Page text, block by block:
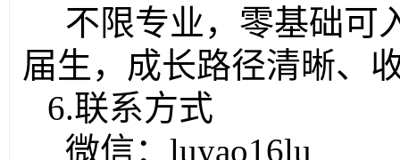
不限专业，零基础可
届生，成长路径清晰、
6.联系方式
微信：luyao16lu